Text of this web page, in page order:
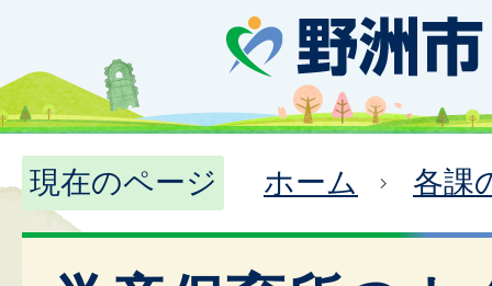
現在のページ ホーム 各課